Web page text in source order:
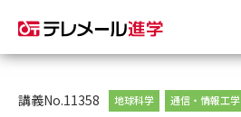
資料請求
講義No.11358 地球科学 通信・情報工学